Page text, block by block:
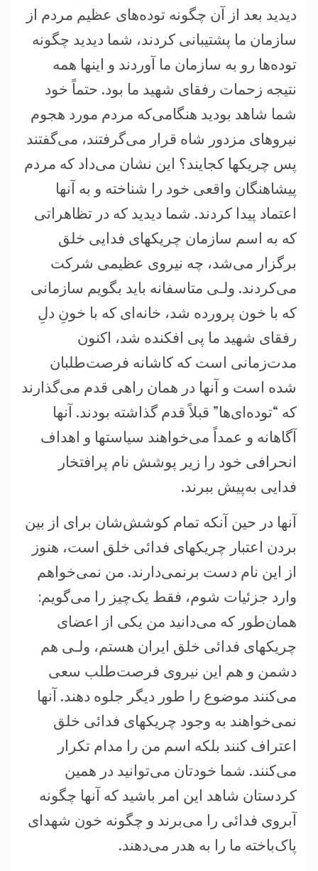
ديديد بعد از آن چگونه توده‌های عظيم مردم از
سازمان ما پشتيبانی کردند، شما ديديد چگونه
توده‌ها رو به سازمان ما آوردند و اينها همه
نتيجه زحمات رفقای شهيد ما بود. حتماً خود
شما شاهد بوديد هنگامی‌که مردم مورد هجوم
نيروهای مزدور شاه قرار می‌گرفتند، می‌گفتند
پس چريکها کجايند؟ اين نشان می‌داد که مردم
پيشاهنگان واقعی خود را شناخته و به آنها
اعتماد پيدا کردند. شما ديديد که در تظاهراتی
که به اسم سازمان چريکهای فدايی خلق
برگزار می‌شد، چه نيروی عظيمی شرکت
می‌کردند. ولـی متاسفانه بايد بگويم سازمانی
که با خون پرورده شد، خانه‌ای که با خونِ دلِ
رفقای شهيد ما پی افکنده شد، اکنون
مدت‌زمانی است که کاشانه فرصت‌طلبان
شده است و آنها در همان راهی قدم می‌گذارند
که “توده‌ای‌ها” قبلاً قدم گذاشته بودند. آنها
آگاهانه و عمداً می‌خواهند سياستها و اهداف
انحرافی خود را زير پوشش نام پرافتخار
فدايی به‌پيش ببرند.
آنها در حين آنکه تمام کوشش‌شان برای از بين
بردن اعتبار چريکهای فدائی خلق است، هنوز
از اين نام دست برنمی‌دارند. من نمی‌خواهم
وارد جزئيات شوم، فقط يک‌چيز را می‌گويم:
همان‌طور که می‌دانيد من يکی از اعضای
چريکهای فدائی خلق ايران هستم، ولـی هم
دشمن و هم اين نيروی فرصت‌طلب سعی
می‌کنند موضوع را طور ديگر جلوه دهند. آنها
نمی‌خواهند به وجود چريکهای فدائی خلق
اعتراف کنند بلکه اسم من را مدام تکرار
می‌کنند. شما خودتان می‌توانيد در همين
کردستان شاهد اين امر باشيد که آنها چگونه
آبروی فدائی را می‌برند و چگونه خون شهدای
پاک‌باخته ما را به هدر می‌دهند.